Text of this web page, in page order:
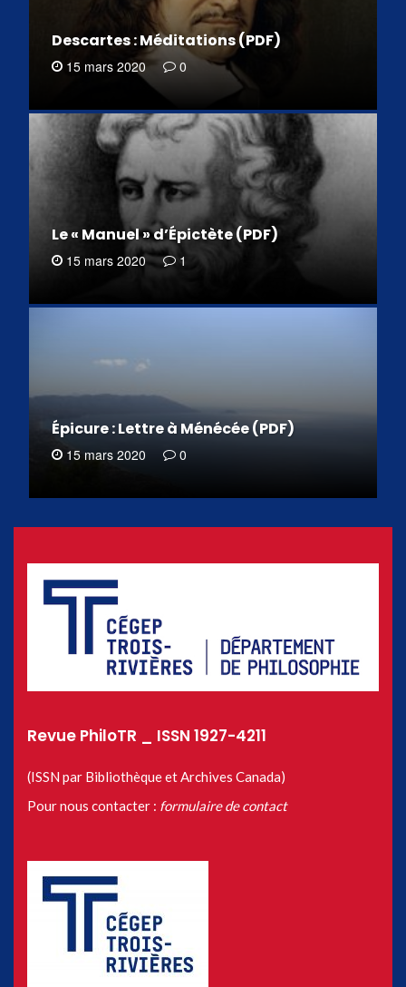
Descartes : Méditations (PDF)
15 mars 2020 0
Le « Manuel » d’Épictète (PDF)
15 mars 2020 1
Épicure : Lettre à Ménécée (PDF)
15 mars 2020 0
Revue PhiloTR _ ISSN 1927-4211
(ISSN par Bibliothèque et Archives Canada)
Pour nous contacter : formulaire de contact